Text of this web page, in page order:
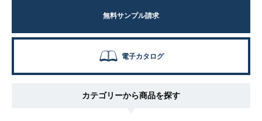
無料サンプル請求
電子カタログ
カテゴリーから商品を探す